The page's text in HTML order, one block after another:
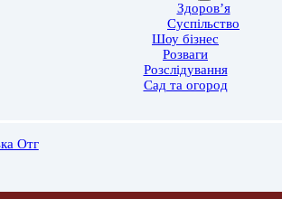
Здоров’я
Суспільство
Шоу бізнес
Розваги
Розслідування
Сад та огород
Отг